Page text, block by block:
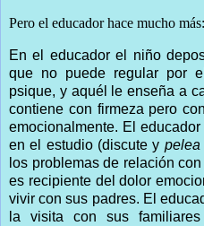
Pero el educador hace mucho más:
En el educador el niño
que no puede regular por
psique, y aquél le enseña a
contiene con firmeza pero
emocionalmente. El
en el estudio (discute y pelea
los problemas de relación
es recipiente del dolor
vivir con sus padres. El
la visita con sus